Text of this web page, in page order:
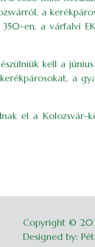
a
en, a várfalvi
kell a
a
el a Kolozsvár-
Copyright ©
Designed by: